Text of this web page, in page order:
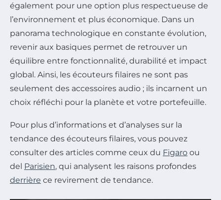
également pour une option plus respectueuse de
l’environnement et plus économique. Dans un
panorama technologique en constante évolution,
revenir aux basiques permet de retrouver un
équilibre entre fonctionnalité, durabilité et impact
global. Ainsi, les écouteurs filaires ne sont pas
seulement des accessoires audio ; ils incarnent un
choix réfléchi pour la planète et votre portefeuille.
Pour plus d’informations et d’analyses sur la
tendance des écouteurs filaires, vous pouvez
consulter des articles comme ceux du Figaro ou
del Parisien, qui analysent les raisons profondes
derrière ce revirement de tendance.